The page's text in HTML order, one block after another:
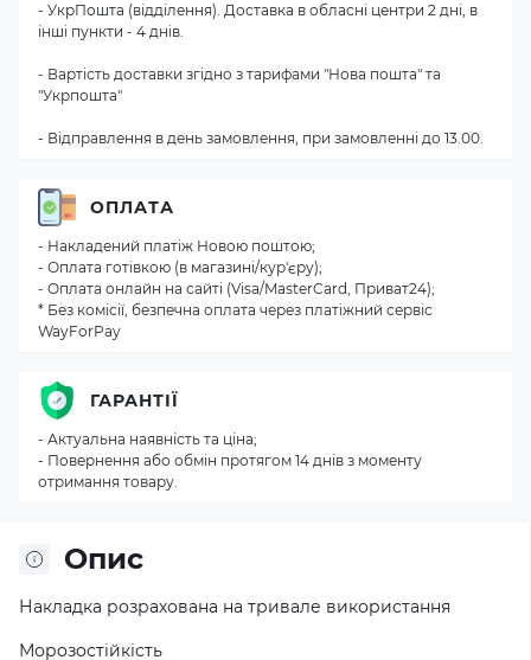
Опис
Накладка розрахована на тривале використання
Морозостійкість
- УкрПошта (відділення). Доставка в обласні центри 2 дні, в
інші пункти - 4 днів.
- Вартість доставки згідно з тарифами "Нова пошта" та
"Укрпошта"
- Відправлення в день замовлення, при замовленні до 13.00.
ОПЛАТА
- Накладений платіж Новою поштою;
- Оплата готівкою (в магазині/кур'єру);
- Оплата онлайн на сайті (Visa/MasterCard, Приват24);
* Без комісії, безпечна оплата через платіжний сервіс
WayForPay
ГАРАНТІЇ
- Актуальна наявність та ціна;
- Повернення або обмін протягом 14 днів з моменту
отримання товару.